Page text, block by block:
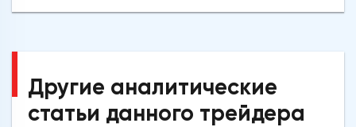
Другие аналитические
статьи данного трейдера